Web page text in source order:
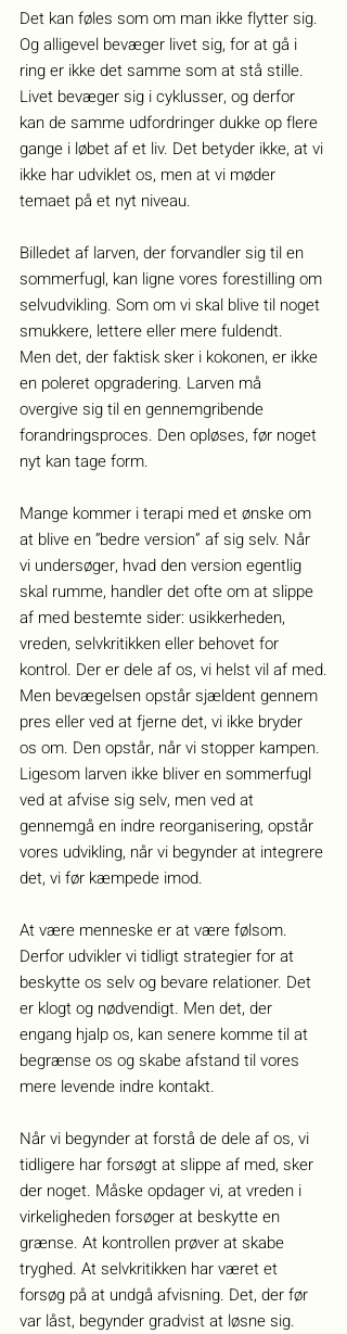
Det kan føles som om man ikke flytter sig.
Og alligevel bevæger livet sig, for at gå i
ring er ikke det samme som at stå stille.
Livet bevæger sig i cyklusser, og derfor
kan de samme udfordringer dukke op flere
gange i løbet af et liv. Det betyder ikke, at vi
ikke har udviklet os, men at vi møder
temaet på et nyt niveau.
Billedet af larven, der forvandler sig til en
sommerfugl, kan ligne vores forestilling om
selvudvikling. Som om vi skal blive til noget
smukkere, lettere eller mere fuldendt.
Men det, der faktisk sker i kokonen, er ikke
en poleret opgradering. Larven må
overgive sig til en gennemgribende
forandringsproces. Den opløses, før noget
nyt kan tage form.
Mange kommer i terapi med et ønske om
at blive en “bedre version” af sig selv. Når
vi undersøger, hvad den version egentlig
skal rumme, handler det ofte om at slippe
af med bestemte sider: usikkerheden,
vreden, selvkritikken eller behovet for
kontrol. Der er dele af os, vi helst vil af med.
Men bevægelsen opstår sjældent gennem
pres eller ved at fjerne det, vi ikke bryder
os om. Den opstår, når vi stopper kampen.
Ligesom larven ikke bliver en sommerfugl
ved at afvise sig selv, men ved at
gennemgå en indre reorganisering, opstår
vores udvikling, når vi begynder at integrere
det, vi før kæmpede imod.
At være menneske er at være følsom.
Derfor udvikler vi tidligt strategier for at
beskytte os selv og bevare relationer. Det
er klogt og nødvendigt. Men det, der
engang hjalp os, kan senere komme til at
begrænse os og skabe afstand til vores
mere levende indre kontakt.
Når vi begynder at forstå de dele af os, vi
tidligere har forsøgt at slippe af med, sker
der noget. Måske opdager vi, at vreden i
virkeligheden forsøger at beskytte en
grænse. At kontrollen prøver at skabe
tryghed. At selvkritikken har været et
forsøg på at undgå afvisning. Det, der før
var låst, begynder gradvist at løsne sig.